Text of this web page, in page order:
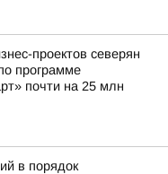
проектов северян
программе
почти на 25 млн
в порядок